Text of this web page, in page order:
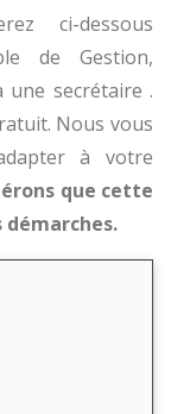
ci-dessous
de Gestion,
une secrétaire .
Nous vous
à votre
que cette